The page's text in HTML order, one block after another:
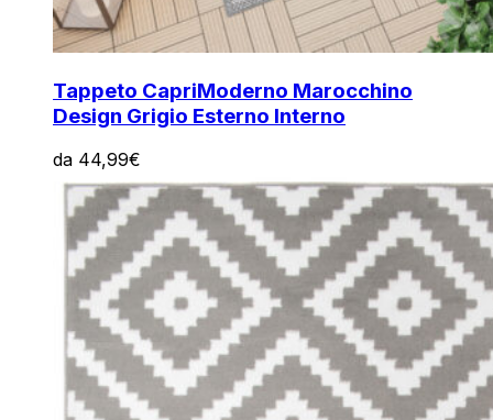
Tappeto CapriModerno Marocchino
Design Grigio Esterno Interno
da 44,99€